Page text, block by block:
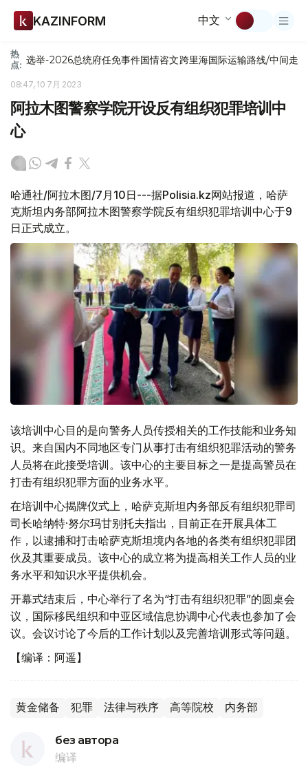
KAZINFORM 中文
热
点: 选举-2026总统府任免事件国情咨文跨里海国际运输路线/中间走廊
08:47, 10 7月 2023
阿拉木图警察学院开设反有组织犯罪培训中
心
哈通社/阿拉木图/7月10日---据Polisia.kz网站报道，哈萨
克斯坦内务部阿拉木图警察学院反有组织犯罪培训中心于9
日正式成立。
该培训中心目的是向警务人员传授相关的工作技能和业务知
识。来自国内不同地区专门从事打击有组织犯罪活动的警务
人员将在此接受培训。该中心的主要目标之一是提高警员在
打击有组织犯罪方面的业务水平。
在培训中心揭牌仪式上，哈萨克斯坦内务部反有组织犯罪司
司长哈纳特·努尔玛甘别托夫指出，目前正在开展具体工
作，以逮捕和打击哈萨克斯坦境内各地的各类有组织犯罪团
伙及其重要成员。该中心的成立将为提高相关工作人员的业
务水平和知识水平提供机会。
开幕式结束后，中心举行了名为“打击有组织犯罪”的圆桌会
议，国际移民组织和中亚区域信息协调中心代表也参加了会
议。会议讨论了今后的工作计划以及完善培训形式等问题。
【编译：阿遥】
黄金储备 犯罪 法律与秩序 高等院校 内务部
без автора
编译